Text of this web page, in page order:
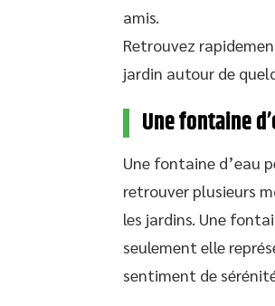
amis.
Retrouvez
jardin autour de
Une fontaine
Une fontaine d’eau
retrouver plusieurs
les jardins. Une
seulement elle
sentiment de